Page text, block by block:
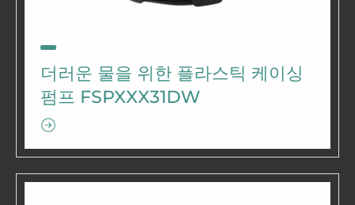
더러운 물을 위한 플라스틱 케이싱
펌프 FSPXXX31DW